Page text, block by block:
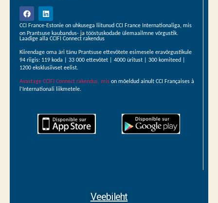
CCI France-Estonie on uhkusega liitunud CCI France Internationaliga, mis
on Prantsuse kaubandus- ja tööstuskodade ülemaailmne võrgustik.
Laadige alla CCIFI Connect rakendus
Kiirendage oma äri tänu Prantsuse ettevõtete esimesele eravõrgustikule
94 riigis: 119 koda | 33 000 ettevõtet | 4000 üritust | 300 komiteed |
1200 eksklusiivset eelist.
Avastage CCIFI Connect rakendus, mis on mõeldud ainult CCI Françaises à
l’Internationali liikmetele.
Veebileht